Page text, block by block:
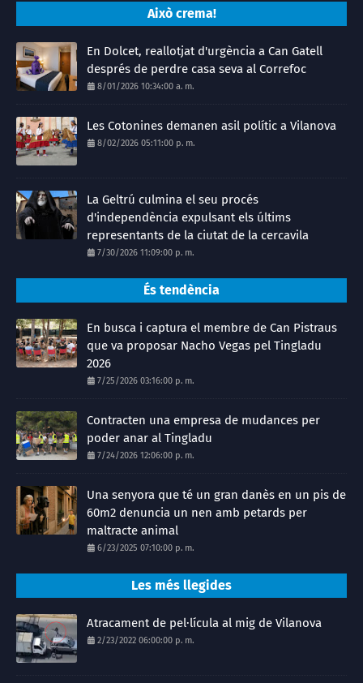
Això crema!
En Dolcet, reallotjat d'urgència a Can Gatell
després de perdre casa seva al Correfoc
8/01/2026 10:34:00 a. m.
Les Cotonines demanen asil polític a Vilanova
8/02/2026 05:11:00 p. m.
La Geltrú culmina el seu procés
d'independència expulsant els últims
representants de la ciutat de la cercavila
7/30/2026 11:09:00 p. m.
És tendència
En busca i captura el membre de Can Pistraus
que va proposar Nacho Vegas pel Tingladu
2026
7/25/2026 03:16:00 p. m.
Contracten una empresa de mudances per
poder anar al Tingladu
7/24/2026 12:06:00 p. m.
Una senyora que té un gran danès en un pis de
60m2 denuncia un nen amb petards per
maltracte animal
6/23/2025 07:10:00 p. m.
Les més llegides
Atracament de pel·lícula al mig de Vilanova
2/23/2022 06:00:00 p. m.